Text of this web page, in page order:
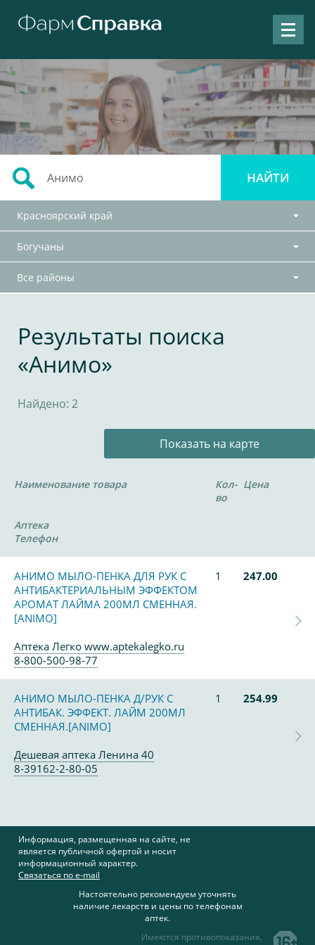
Красноярский край
Богучаны
Все районы
Результаты поиска
«Анимо»
Найдено: 2
Показать на карте
Наименование товара
Кол-
во
Цена
Аптека
Телефон
АНИМО МЫЛО-ПЕНКА ДЛЯ РУК С
АНТИБАКТЕРИАЛЬНЫМ ЭФФЕКТОМ
АРОМАТ ЛАЙМА 200МЛ СМЕННАЯ.
[ANIMO]
1 247.00
Аптека Легко www.aptekalegko.ru
8-800-500-98-77
АНИМО МЫЛО-ПЕНКА Д/РУК С
АНТИБАК. ЭФФЕКТ. ЛАЙМ 200МЛ
СМЕННАЯ.[ANIMO]
1 254.99
Дешевая аптека Ленина 40
8-39162-2-80-05
Информация, размещенная на сайте, не
является публичной офертой и носит
информационный характер.
Связаться по e-mail
Настоятельно рекомендуем уточнять
наличие лекарств и цены по телефонам
аптек.
Имеются противопоказания,